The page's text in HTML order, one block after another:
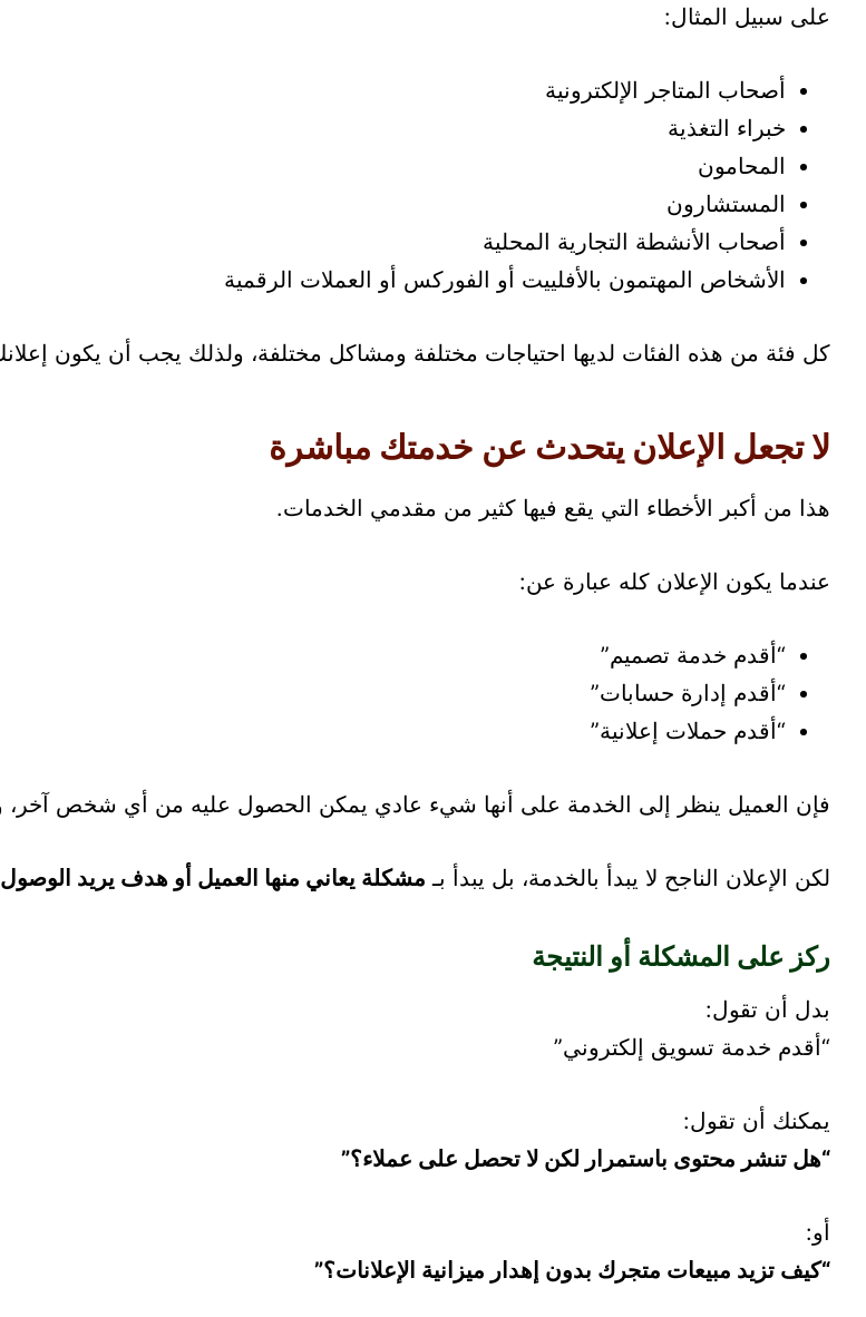
على سبيل المثال:
أصحاب المتاجر الإلكترونية
خبراء التغذية
المحامون
المستشارون
أصحاب الأنشطة التجارية المحلية
الأشخاص المهتمون بالأفلييت أو الفوركس أو العملات الرقمية
كل فئة من هذه الفئات لديها احتياجات مختلفة ومشاكل مختلفة، ولذلك يجب أن يكون
لا تجعل الإعلان يتحدث عن خدمتك مباشرة
هذا من أكبر الأخطاء التي يقع فيها كثير من مقدمي الخدمات.
عندما يكون الإعلان كله عبارة عن:
“أقدم خدمة تصميم”
“أقدم إدارة حسابات”
“أقدم حملات إعلانية”
فإن العميل ينظر إلى الخدمة على أنها شيء عادي يمكن الحصول عليه من أي شخص آخر،
لكن الإعلان الناجح لا يبدأ بالخدمة، بل يبدأ بـ مشكلة يعاني منها العميل أو هدف يريد الوصول
ركز على المشكلة أو النتيجة
بدل أن تقول:
“أقدم خدمة تسويق إلكتروني”
يمكنك أن تقول:
“هل تنشر محتوى باستمرار لكن لا تحصل على عملاء؟”
أو:
“كيف تزيد مبيعات متجرك بدون إهدار ميزانية الإعلانات؟”